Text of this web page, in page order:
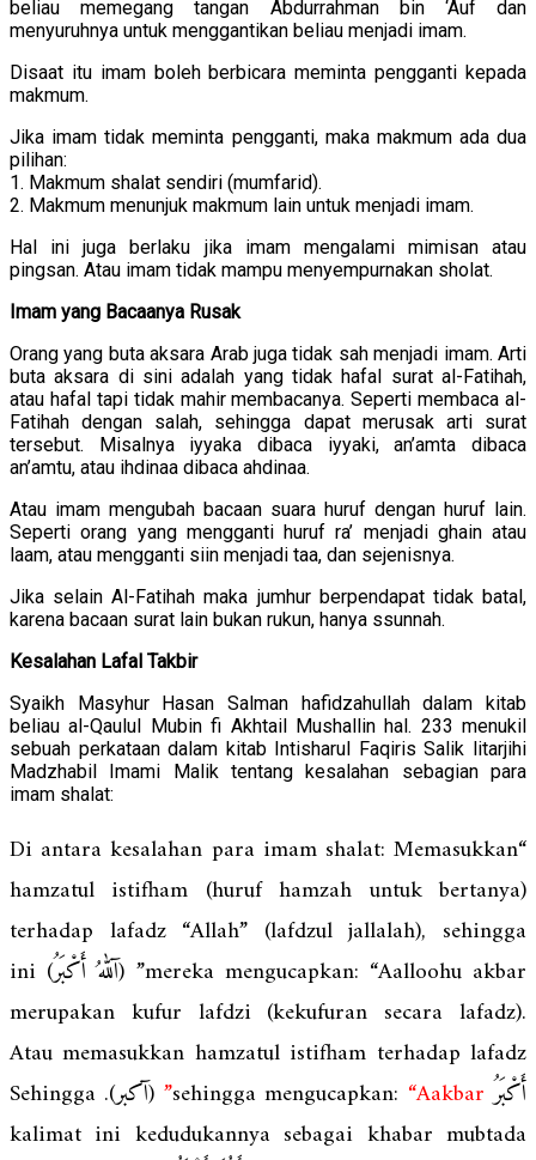
beliau memegang tangan Abdurrahman bin ‘Auf dan
menyuruhnya untuk menggantikan beliau menjadi imam.
Disaat itu imam boleh berbicara meminta pengganti kepada
makmum.
Jika imam tidak meminta pengganti, maka makmum ada dua
pilihan:
1. Makmum shalat sendiri (mumfarid).
2. Makmum menunjuk makmum lain untuk menjadi imam.
Hal ini juga berlaku jika imam mengalami mimisan atau
pingsan. Atau imam tidak mampu menyempurnakan sholat.
Imam yang Bacaanya Rusak
Orang yang buta aksara Arab juga tidak sah menjadi imam. Arti
buta aksara di sini adalah yang tidak hafal surat al-Fatihah,
atau hafal tapi tidak mahir membacanya. Seperti membaca al-
Fatihah dengan salah, sehingga dapat merusak arti surat
tersebut. Misalnya iyyaka dibaca iyyaki, an’amta dibaca
an’amtu, atau ihdinaa dibaca ahdinaa.
Atau imam mengubah bacaan suara huruf dengan huruf lain.
Seperti orang yang mengganti huruf ra’ menjadi ghain atau
laam, atau mengganti siin menjadi taa, dan sejenisnya.
Jika selain Al-Fatihah maka jumhur berpendapat tidak batal,
karena bacaan surat lain bukan rukun, hanya ssunnah.
Kesalahan Lafal Takbir
Syaikh Masyhur Hasan Salman hafidzahullah dalam kitab
beliau al-Qaulul Mubin fi Akhtail Mushallin hal. 233 menukil
sebuah perkataan dalam kitab Intisharul Faqiris Salik litarjihi
Madzhabil Imami Malik tentang kesalahan sebagian para
imam shalat:
“Di antara kesalahan para imam shalat: Memasukkan
hamzatul istifham (huruf hamzah untuk bertanya)
terhadap lafadz “Allah” (lafdzul jallalah), sehingga
mereka mengucapkan: “Aalloohu akbar” (آللهُ أَكْبَرُ) ini
merupakan kufur lafdzi (kekufuran secara lafadz).
Atau memasukkan hamzatul istifham terhadap lafadz
أَكْبَرُ sehingga mengucapkan: “Aakbar”
(آكبر). Sehingga
kalimat ini kedudukannya sebagai khabar mubtada